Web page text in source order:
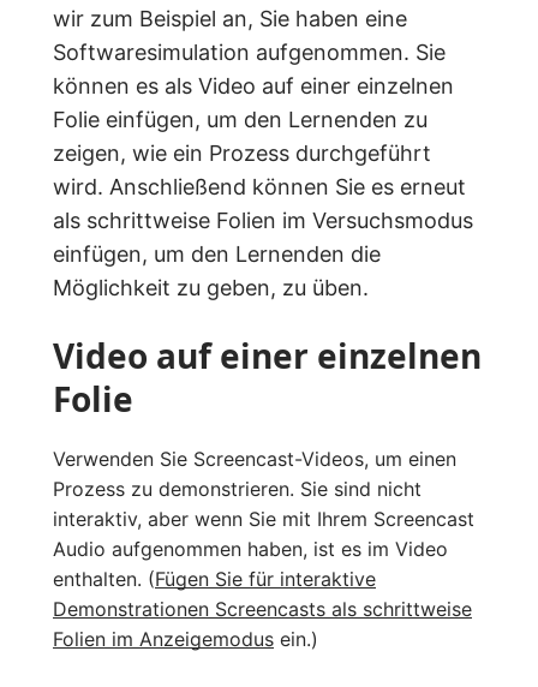
wir zum Beispiel an, Sie haben eine
Softwaresimulation aufgenommen. Sie
können es als Video auf einer einzelnen
Folie einfügen, um den Lernenden zu
zeigen, wie ein Prozess durchgeführt
wird. Anschließend können Sie es erneut
als schrittweise Folien im Versuchsmodus
einfügen, um den Lernenden die
Möglichkeit zu geben, zu üben.
Video auf einer einzelnen
Folie
Verwenden Sie Screencast-Videos, um einen
Prozess zu demonstrieren. Sie sind nicht
interaktiv, aber wenn Sie mit Ihrem Screencast
Audio aufgenommen haben, ist es im Video
enthalten. (Fügen Sie für interaktive
Demonstrationen Screencasts als schrittweise
Folien im Anzeigemodus ein.)